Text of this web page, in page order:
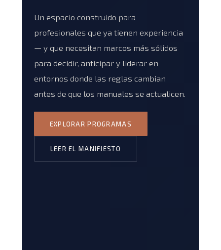
Un espacio construido para
profesionales que ya tienen experiencia
— y que necesitan marcos más sólidos
para decidir, anticipar y liderar en
entornos donde las reglas cambian
antes de que los manuales se actualicen.
EXPLORAR PROGRAMAS
LEER EL MANIFIESTO